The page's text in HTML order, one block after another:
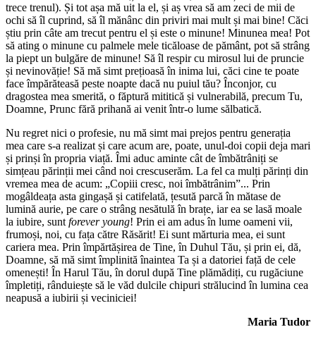
trece trenul). Și tot așa mă uit la el, și aș vrea să am zeci de mii de
ochi să îl cuprind, să îl mănânc din priviri mai mult și mai bine! Căci
știu prin câte am trecut pentru el și este o minune! Minunea mea! Pot
să ating o minune cu palmele mele ticăloase de pământ, pot să strâng
la piept un bulgăre de minune! Să îl respir cu mirosul lui de pruncie
și nevinovăție! Să mă simt prețioasă în inima lui, căci cine te poate
face împărăteasă peste noapte dacă nu puiul tău? Înconjor, cu
dragostea mea smerită, o făptură mititică și vulnerabilă, precum Tu,
Doamne, Prunc fără prihană ai venit într-o lume sălbatică.
Nu regret nici o profesie, nu mă simt mai prejos pentru generația
mea care s-a realizat și care acum are, poate, unul-doi copii deja mari
și prinși în propria viață. Îmi aduc aminte cât de îmbătrâniți se
simțeau părinții mei când noi crescuserăm. La fel ca mulți părinți din
vremea mea de acum: „Copiii cresc, noi îmbătrânim”... Prin
mogâldeața asta gingașă și catifelată, țesută parcă în mătase de
lumină aurie, pe care o strâng nesătulă în brațe, iar ea se lasă moale
la iubire, suntforever young! Prin ei am adus în lume oameni vii,
frumoși, noi, cu fața către Răsărit! Ei sunt mărturia mea, ei sunt
cariera mea. Prin împărtășirea de Tine, în Duhul Tău, și prin ei, dă,
Doamne, să mă simt împlinită înaintea Ta și a datoriei față de cele
omenești! În Harul Tău, în dorul după Tine plămădiți, cu rugăciune
împletiți, rânduiește să le văd dulcile chipuri strălucind în lumina cea
neapusă a iubirii și veciniciei!
Maria Tudor